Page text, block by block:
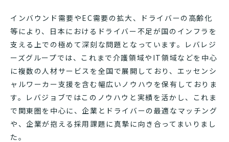
インバウンド需要やEC需要の拡大、ドライバーの高齢化
等により、日本におけるドライバー不足が国のインフラを
支える上での極めて深刻な問題となっています。レバレジ
ーズグループでは、これまで介護領域やIT領域などを中心
に複数の人材サービスを全国で展開しており、エッセンシ
ャルワーカー支援を含む幅広いノウハウを保有しておりま
す。レバジョブではこのノウハウと実績を活かし、これま
で関東圏を中心に、企業とドライバーの最適なマッチング
や、企業が抱える採用課題に真摯に向き合ってまいりまし
た。